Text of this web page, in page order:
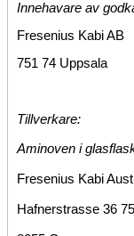
Innehavare av
Fresenius Kabi AB
751 74 Uppsala
Tillverkare:
Aminoven i
Fresenius Kabi
Hafnerstrasse 36